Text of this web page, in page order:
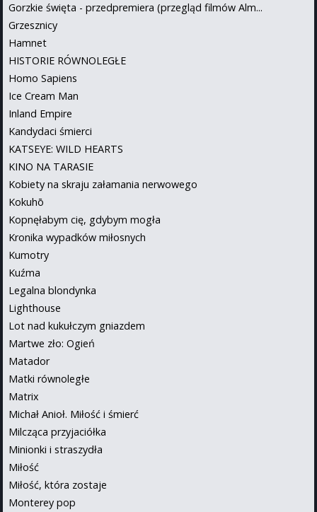
Gorzkie święta - przedpremiera (przegląd filmów Alm...
Grzesznicy
Hamnet
HISTORIE RÓWNOLEGŁE
Homo Sapiens
Ice Cream Man
Inland Empire
Kandydaci śmierci
KATSEYE: WILD HEARTS
KINO NA TARASIE
Kobiety na skraju załamania nerwowego
Kokuhō
Kopnęłabym cię, gdybym mogła
Kronika wypadków miłosnych
Kumotry
Kuźma
Legalna blondynka
Lighthouse
Lot nad kukułczym gniazdem
Martwe zło: Ogień
Matador
Matki równoległe
Matrix
Michał Anioł. Miłość i śmierć
Milcząca przyjaciółka
Minionki i straszydła
Miłość
Miłość, która zostaje
Monterey pop